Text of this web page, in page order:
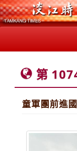
第
童軍團前進